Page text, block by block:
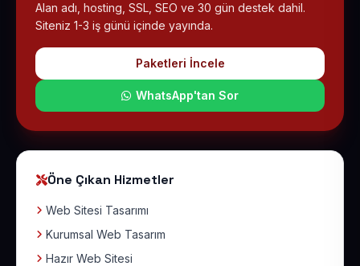
Alan adı, hosting, SSL, SEO ve 30 gün destek dahil.
Siteniz 1-3 iş günü içinde yayında.
Paketleri İncele
WhatsApp'tan Sor
Öne Çıkan Hizmetler
Web Sitesi Tasarımı
Kurumsal Web Tasarım
Hazır Web Sitesi